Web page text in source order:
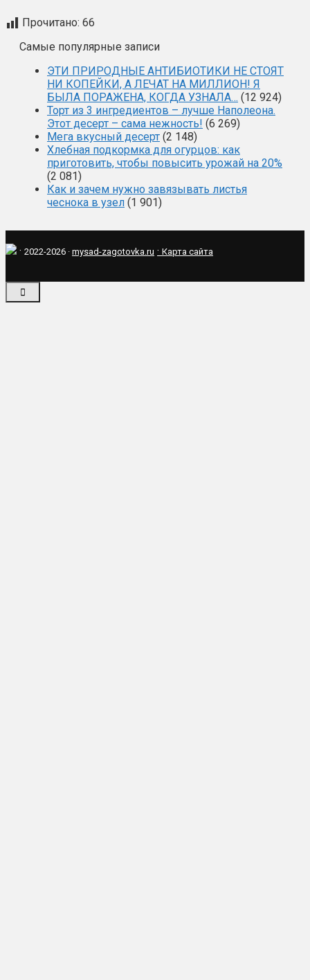
Прочитано: 66
Самые популярные записи
ЭТИ ПРИРОДНЫЕ АНТИБИОТИКИ НЕ СТОЯТ
НИ КОПЕЙКИ, А ЛЕЧАТ НА МИЛЛИОН! Я
БЫЛА ПОРАЖЕНА, КОГДА УЗНАЛА… (12 924)
Торт из 3 ингредиентов – лучше Наполеона.
Этот десерт – сама нежность! (6 269)
Мега вкусный десерт (2 148)
Хлебная подкормка для огурцов: как
приготовить, чтобы повысить урожай на 20%
(2 081)
Как и зачем нужно завязывать листья
чеснока в узел (1 901)
· 2022-2026 · mysad-zagotovka.ru · Карта сайта